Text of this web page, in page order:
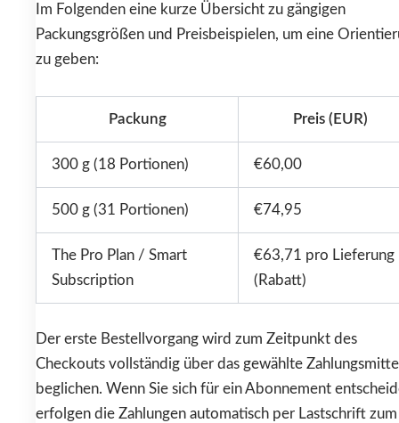
Im Folgenden eine kurze Übersicht zu gängigen
Packungsgrößen und Preisbeispielen, um eine
zu geben:
Packung Preis (EUR)
300 g (18 Portionen) €60,00
500 g (31 Portionen) €74,95
The Pro Plan / Smart
Subscription
€63,71 pro Lieferung
(Rabatt)
Der erste Bestellvorgang wird zum Zeitpunkt des
Checkouts vollständig über das gewählte
beglichen. Wenn Sie sich für ein Abonnement
erfolgen die Zahlungen automatisch per Lastschrift zum